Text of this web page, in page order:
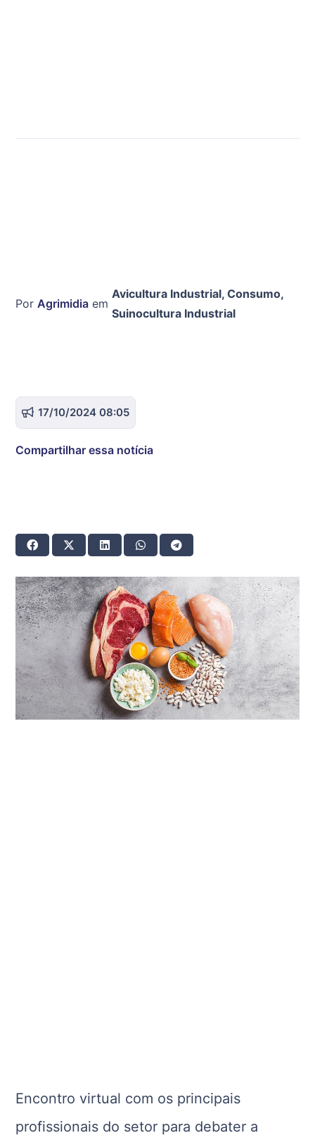
Por Agrimidia em
Avicultura Industrial, Consumo,
Suinocultura Industrial
17/10/2024 08:05
Compartilhar essa notícia
Encontro virtual com os principais
profissionais do setor para debater a